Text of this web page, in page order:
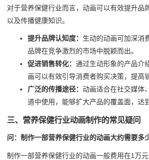
对于营养保健行业而言，动画可以有效提升品
以及传播健康知识。
提升品牌认知度： 生动的动画可加深消
品牌在竞争激烈的市场中脱颖而出。
促进销售转化： 通过生动形象的产品介
画可以有效引导消费者购买决策，提高
广泛的传播途径： 动画适合在社交媒体
道中使用，能够扩大产品的覆盖面，达
三、营养保健行业动画制作的常见疑问
问：制作一部营养保健行业的动画大约需要多
制作一部营养保健行业的动画一般费用在1万